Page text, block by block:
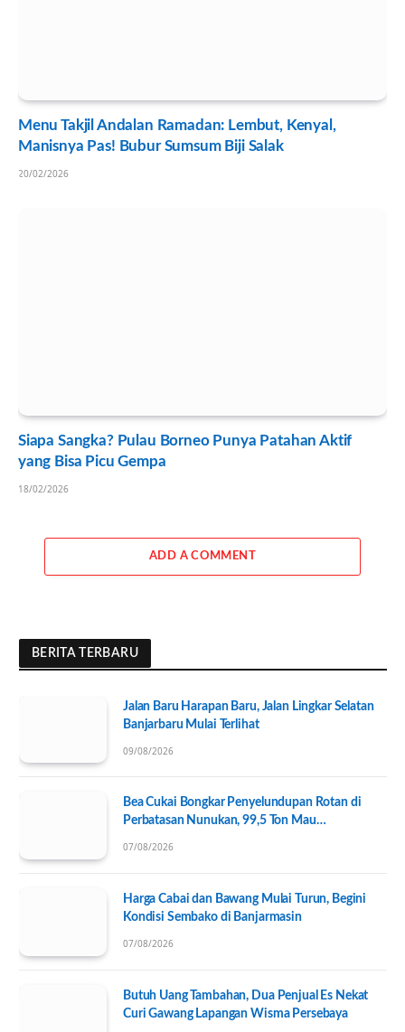
Menu Takjil Andalan Ramadan: Lembut, Kenyal,
Manisnya Pas! Bubur Sumsum Biji Salak
20/02/2026
Siapa Sangka? Pulau Borneo Punya Patahan Aktif
yang Bisa Picu Gempa
18/02/2026
ADD A COMMENT
BERITA TERBARU
Jalan Baru Harapan Baru, Jalan Lingkar Selatan
Banjarbaru Mulai Terlihat
09/08/2026
Bea Cukai Bongkar Penyelundupan Rotan di
Perbatasan Nunukan, 99,5 Ton Mau
07/08/2026
Harga Cabai dan Bawang Mulai Turun, Begini
Kondisi Sembako di Banjarmasin
07/08/2026
Butuh Uang Tambahan, Dua Penjual Es Nekat
Curi Gawang Lapangan Wisma Persebaya